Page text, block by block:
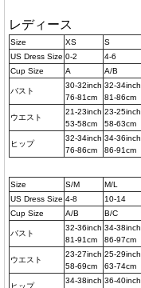
レディース
Size XS S
US Dress Size 0-2 4-6
Cup Size
A A/B
バスト
30-32inch
76-81cm
32-34inch
81-86cm
ウエスト
21-23inch
53-58cm
23-25inch
58-63cm
ヒップ
32-34inch
76-86cm
34-36inch
86-91cm
Size S/M M/L
US Dress Size 4-8 10-14
Cup Size
A/B B/C
バスト
32-36inch
81-91cm
34-38inch
86-97cm
ウエスト
23-27inch
58-69cm
25-29inch
63-74cm
ヒップ
34-38inch 36-40inch